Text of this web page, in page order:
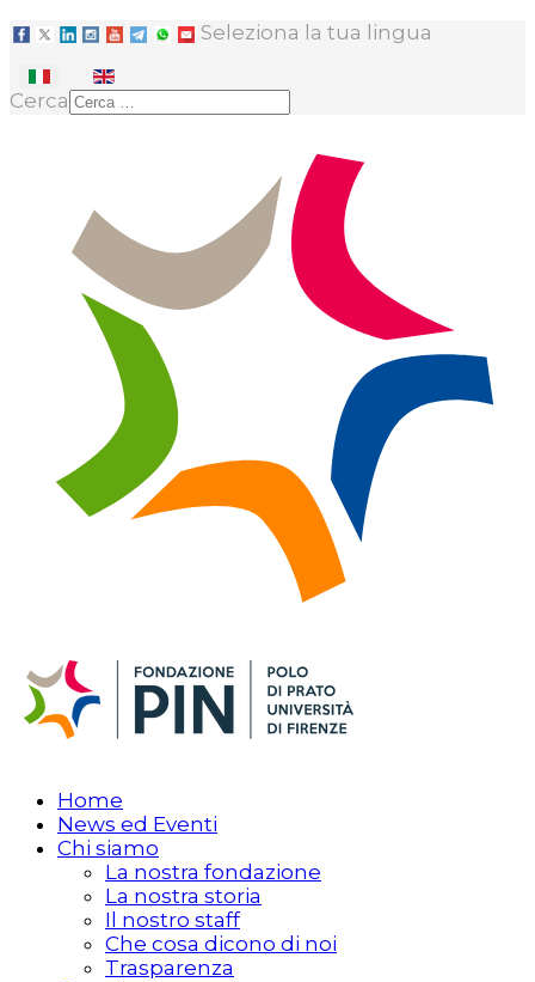
Seleziona la tua lingua
Cerca
Home
News ed Eventi
Chi siamo
La nostra fondazione
La nostra storia
Il nostro staff
Che cosa dicono di noi
Trasparenza